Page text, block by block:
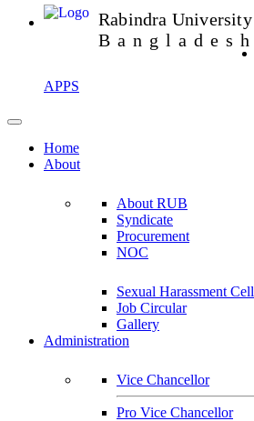
Rabindra University
Bangladesh
APPS
Home
About
About RUB
Syndicate
Procurement
NOC
Sexual Harassment Cell
Job Circular
Gallery
Administration
Vice Chancellor
Pro Vice Chancellor